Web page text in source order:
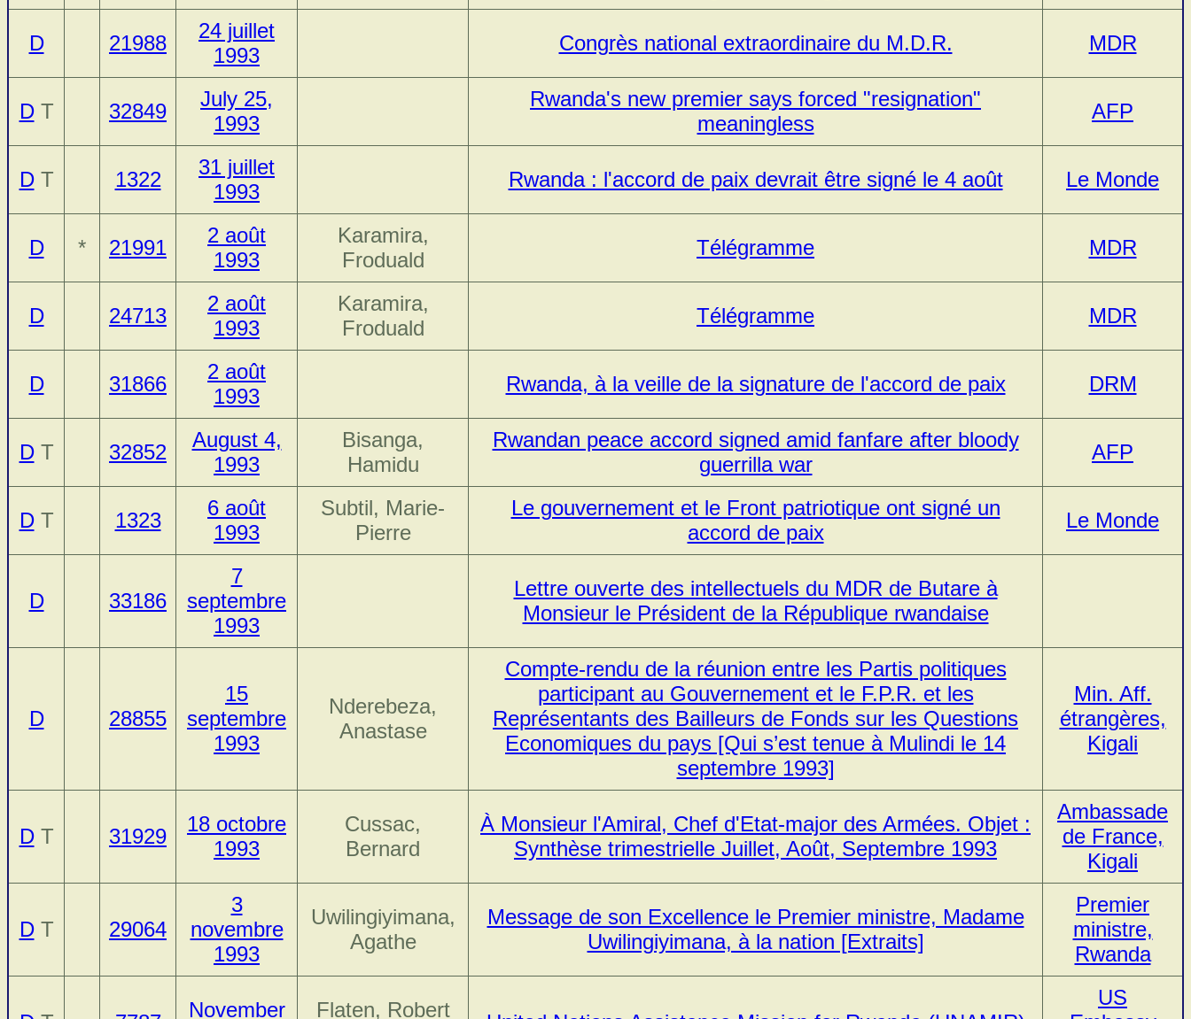
D 21988
24 juillet
1993
Congrès national extraordinaire du M.D.R. MDR
DT 32849
July 25,
1993
Rwanda's new premier says forced "resignation"
meaningless
AFP
DT 1322
31 juillet
1993
Rwanda : l'accord de paix devrait être signé le 4 août Le Monde
D * 21991
2 août
1993
Karamira,
Froduald
Télégramme MDR
D 24713
2 août
1993
Karamira,
Froduald
Télégramme MDR
D 31866
2 août
1993
Rwanda, à la veille de la signature de l'accord de paix DRM
DT 32852
August 4,
1993
Bisanga,
Hamidu
Rwandan peace accord signed amid fanfare after bloody
guerrilla war
AFP
DT 1323
6 août
1993
Subtil, Marie-
Pierre
Le gouvernement et le Front patriotique ont signé un
accord de paix
Le Monde
D 33186
7
septembre
1993
Lettre ouverte des intellectuels du MDR de Butare à
Monsieur le Président de la République rwandaise
D 28855
15
septembre
1993
Nderebeza,
Anastase
Compte-rendu de la réunion entre les Partis politiques
participant au Gouvernement et le F.P.R. et les
Représentants des Bailleurs de Fonds sur les Questions
Economiques du pays [Qui s’est tenue à Mulindi le 14
septembre 1993]
Min. Aff.
étrangères,
Kigali
DT 31929
18 octobre
1993
Cussac,
Bernard
À Monsieur l'Amiral, Chef d'Etat-major des Armées. Objet :
Synthèse trimestrielle Juillet, Août, Septembre 1993
Ambassade
de France,
Kigali
DT 29064
3
novembre
1993
Uwilingiyimana,
Agathe
Message de son Excellence le Premier ministre, Madame
Uwilingiyimana, à la nation [Extraits]
Premier
ministre,
Rwanda
November Flaten, Robert
US